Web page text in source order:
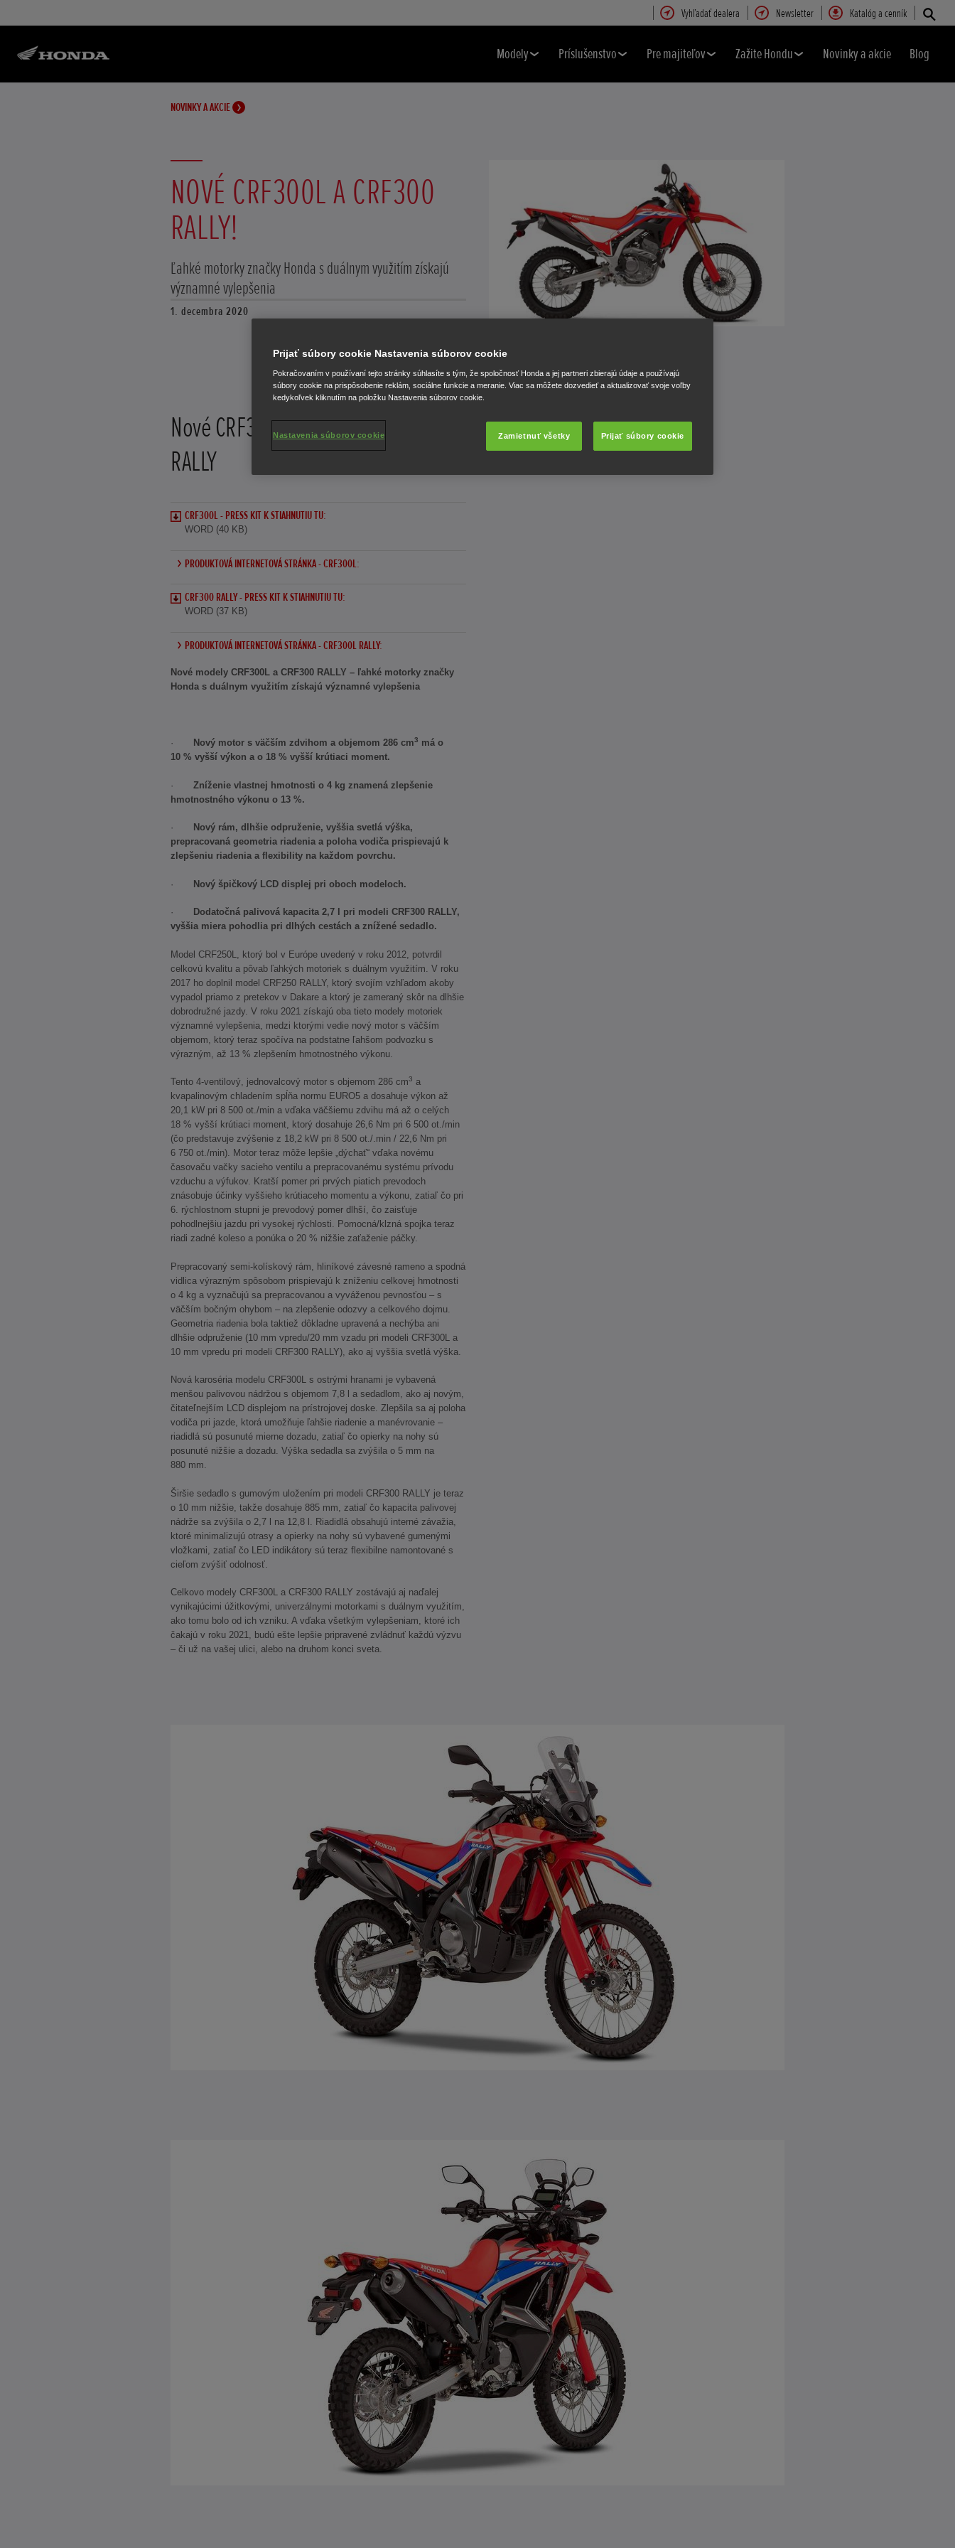
Vyhľadať dealera Newsletter Katalóg a cenník
Modely Príslušenstvo Pre majiteľov Zažite Hondu Novinky a akcie Blog
NOVINKY A AKCIE
NOVÉ CRF300L A CRF300
RALLY!
Ľahké motorky značky Honda s duálnym využitím získajú
významné vylepšenia
1. decembra 2020
Nové CRF300L a CRF300
RALLY
CRF300L - PRESS KIT K STIAHNUTIU TU:
WORD (40 KB)
PRODUKTOVÁ INTERNETOVÁ STRÁNKA - CRF300L:
CRF300 RALLY - PRESS KIT K STIAHNUTIU TU:
WORD (37 KB)
PRODUKTOVÁ INTERNETOVÁ STRÁNKA - CRF300L RALLY:
Nové modely CRF300L a CRF300 RALLY – ľahké motorky značky
Honda s duálnym využitím získajú významné vylepšenia
· Nový motor s väčším zdvihom a objemom 286 cm3 má o
10 % vyšší výkon a o 18 % vyšší krútiaci moment.
· Zníženie vlastnej hmotnosti o 4 kg znamená zlepšenie
hmotnostného výkonu o 13 %.
·
Nový rám, dlhšie odpruženie, vyššia svetlá výška,
prepracovaná geometria riadenia a poloha vodiča prispievajú k
zlepšeniu riadenia a flexibility na každom povrchu.
· Nový špičkový LCD displej pri oboch modeloch.
·
Dodatočná palivová kapacita 2,7 l pri modeli CRF300 RALLY,
vyššia miera pohodlia pri dlhých cestách a znížené sedadlo.
Model CRF250L, ktorý bol v Európe uvedený v roku 2012, potvrdil
celkovú kvalitu a pôvab ľahkých motoriek s duálnym využitím. V roku
2017 ho doplnil model CRF250 RALLY, ktorý svojím vzhľadom akoby
vypadol priamo z pretekov v Dakare a ktorý je zameraný skôr na dlhšie
dobrodružné jazdy. V roku 2021 získajú oba tieto modely motoriek
významné vylepšenia, medzi ktorými vedie nový motor s väčším
objemom, ktorý teraz spočíva na podstatne ľahšom podvozku s
výrazným, až 13 % zlepšením hmotnostného výkonu.
Tento 4-ventilový, jednovalcový motor s objemom 286 cm3 a
kvapalinovým chladením spĺňa normu EURO5 a dosahuje výkon až
20,1 kW pri 8 500 ot./min a vďaka väčšiemu zdvihu má až o celých
18 % vyšší krútiaci moment, ktorý dosahuje 26,6 Nm pri 6 500 ot./min
(čo predstavuje zvýšenie z 18,2 kW pri 8 500 ot./.min / 22,6 Nm pri
6 750 ot./min). Motor teraz môže lepšie „dýchať“ vďaka novému
časovaču vačky sacieho ventilu a prepracovanému systému prívodu
vzduchu a výfukov. Kratší pomer pri prvých piatich prevodoch
znásobuje účinky vyššieho krútiaceho momentu a výkonu, zatiaľ čo pri
6. rýchlostnom stupni je prevodový pomer dlhší, čo zaisťuje
pohodlnejšiu jazdu pri vysokej rýchlosti. Pomocná/klzná spojka teraz
riadi zadné koleso a ponúka o 20 % nižšie zaťaženie páčky.
Prepracovaný semi-kolískový rám, hliníkové závesné rameno a spodná
vidlica výrazným spôsobom prispievajú k zníženiu celkovej hmotnosti
o 4 kg a vyznačujú sa prepracovanou a vyváženou pevnosťou – s
väčším bočným ohybom – na zlepšenie odozvy a celkového dojmu.
Geometria riadenia bola taktiež dôkladne upravená a nechýba ani
dlhšie odpruženie (10 mm vpredu/20 mm vzadu pri modeli CRF300L a
10 mm vpredu pri modeli CRF300 RALLY), ako aj vyššia svetlá výška.
Nová karoséria modelu CRF300L s ostrými hranami je vybavená
menšou palivovou nádržou s objemom 7,8 l a sedadlom, ako aj novým,
čitateľnejším LCD displejom na prístrojovej doske. Zlepšila sa aj poloha
vodiča pri jazde, ktorá umožňuje ľahšie riadenie a manévrovanie –
riadidlá sú posunuté mierne dozadu, zatiaľ čo opierky na nohy sú
posunuté nižšie a dozadu. Výška sedadla sa zvýšila o 5 mm na
880 mm.
Širšie sedadlo s gumovým uložením pri modeli CRF300 RALLY je teraz
o 10 mm nižšie, takže dosahuje 885 mm, zatiaľ čo kapacita palivovej
nádrže sa zvýšila o 2,7 l na 12,8 l. Riadidlá obsahujú interné závažia,
ktoré minimalizujú otrasy a opierky na nohy sú vybavené gumenými
vložkami, zatiaľ čo LED indikátory sú teraz flexibilne namontované s
cieľom zvýšiť odolnosť.
Celkovo modely CRF300L a CRF300 RALLY zostávajú aj naďalej
vynikajúcimi úžitkovými, univerzálnymi motorkami s duálnym využitím,
ako tomu bolo od ich vzniku. A vďaka všetkým vylepšeniam, ktoré ich
čakajú v roku 2021, budú ešte lepšie pripravené zvládnuť každú výzvu
– či už na vašej ulici, alebo na druhom konci sveta.
Prijať súbory cookie Nastavenia súborov cookie
Pokračovaním v používaní tejto stránky súhlasíte s tým, že spoločnosť Honda a jej partneri zbierajú údaje a používajú
súbory cookie na prispôsobenie reklám, sociálne funkcie a meranie. Viac sa môžete dozvedieť a aktualizovať svoje voľby
kedykoľvek kliknutím na položku Nastavenia súborov cookie.
Zamietnuť všetky Prijať súbory cookie
Nastavenia súborov cookie